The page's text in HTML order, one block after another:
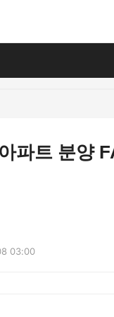
파트 분양
03:00